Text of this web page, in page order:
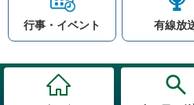
公共交通
入札
高齢者福祉 補
行事・イベント 有線放
© Village